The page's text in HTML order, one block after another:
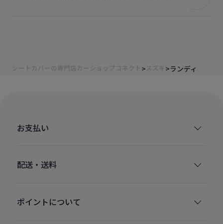
シートカバーの専門店カーショップコネクト スズキ ランディ
お支払い
配送・送料
ポイントについて